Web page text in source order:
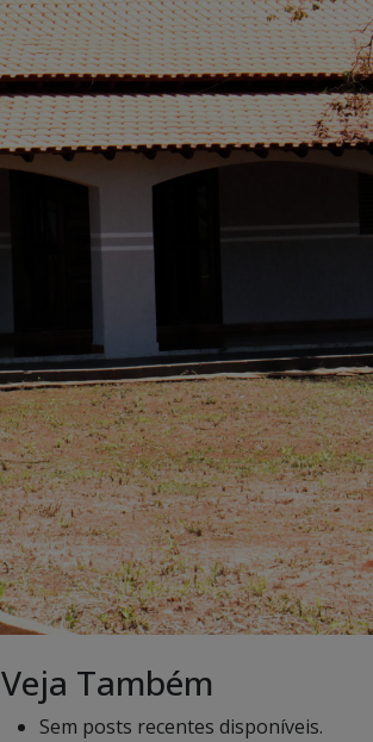
Veja Também
Sem posts recentes disponíveis.